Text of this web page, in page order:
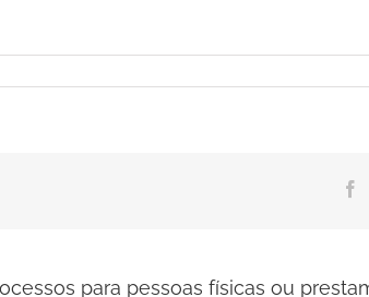
para pessoas físicas ou